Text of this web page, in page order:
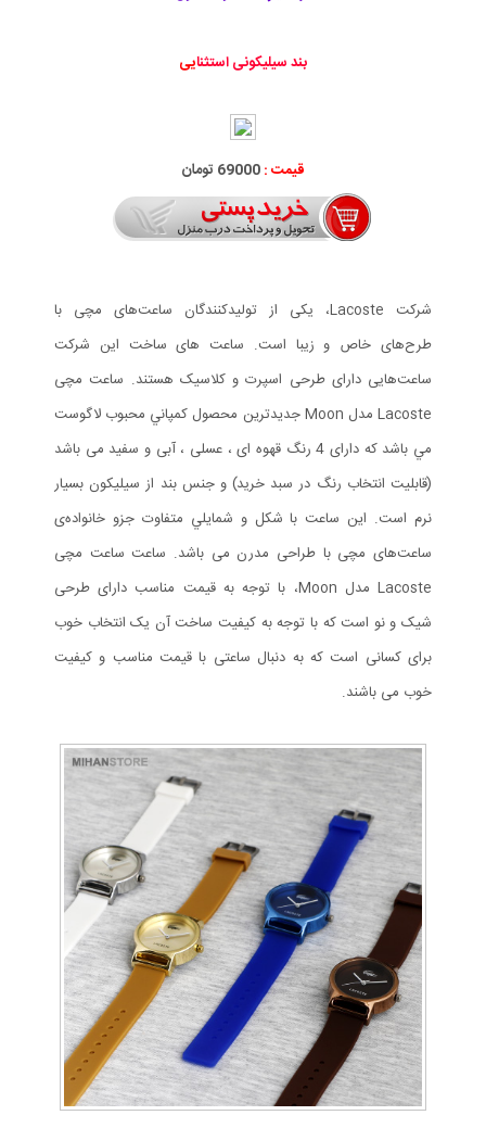
بند سیلیکونی استثنایی
قیمت :69000 تومان
شرکت Lacoste، یکی از تولیدکنندگان ساعت‌های مچی با
طرح‌های خاص و زیبا است. ساعت های ساخت این شرکت
ساعت‌هایی دارای طرحی اسپرت و کلاسیک هستند. ساعت مچی
Lacoste مدل Moon جديدترين محصول كمپاني محبوب لاگوست
مي باشد که دارای 4 رنگ قهوه ای ، عسلی ، آبی و سفید می باشد
(قابلیت انتخاب رنگ در سبد خرید) و جنس بند از سیلیکون بسیار
نرم است. اين ساعت با شكل و شمايلي متفاوت جزو خانواده‌ی
ساعت‌های مچی با طراحی مدرن می باشد. ساعت ساعت مچی
Lacoste مدل Moon، با توجه به قیمت مناسب دارای طرحی
شیک و نو است که با توجه به کیفیت ساخت آن یک انتخاب خوب
برای کسانی است که به دنبال ساعتی با قیمت مناسب و کیفیت
خوب می باشند.